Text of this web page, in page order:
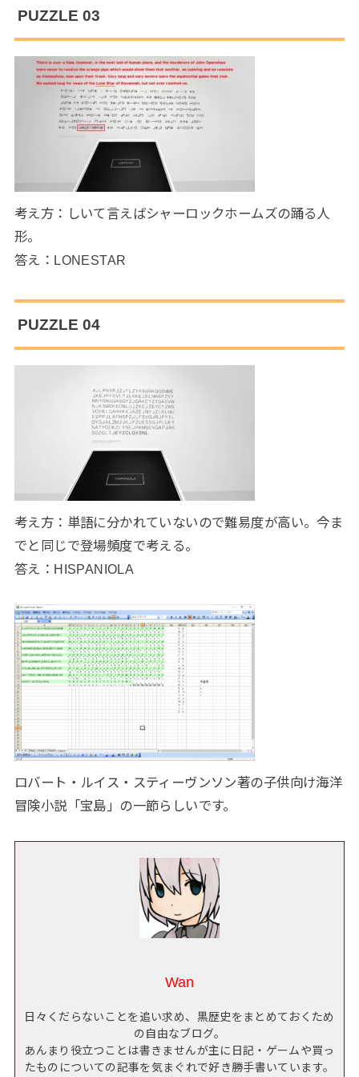
PUZZLE 03
考え方：しいて言えばシャーロックホームズの踊る人
形。
答え：LONESTAR
PUZZLE 04
考え方：単語に分かれていないので難易度が高い。今ま
でと同じで登場頻度で考える。
答え：HISPANIOLA
ロバート・ルイス・スティーヴンソン著の子供向け海洋
冒険小説「宝島」の一節らしいです。
Wan
日々くだらないことを追い求め、黒歴史をまとめておくため
の自由なブログ。
あんまり役立つことは書きませんが主に日記・ゲームや買っ
たものについての記事を気まぐれで好き勝手書いています。